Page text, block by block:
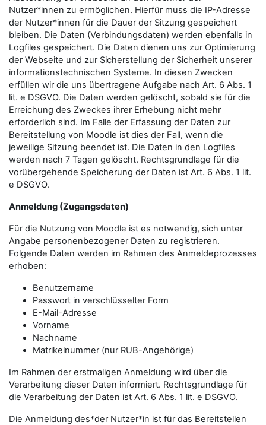
Nutzer*innen zu ermöglichen. Hierfür muss die IP-Adresse
der Nutzer*innen für die Dauer der Sitzung gespeichert
bleiben. Die Daten (Verbindungsdaten) werden ebenfalls in
Logfiles gespeichert. Die Daten dienen uns zur Optimierung
der Webseite und zur Sicherstellung der Sicherheit unserer
informationstechnischen Systeme. In diesen Zwecken
erfüllen wir die uns übertragene Aufgabe nach Art. 6 Abs. 1
lit. e DSGVO. Die Daten werden gelöscht, sobald sie für die
Erreichung des Zweckes ihrer Erhebung nicht mehr
erforderlich sind. Im Falle der Erfassung der Daten zur
Bereitstellung von Moodle ist dies der Fall, wenn die
jeweilige Sitzung beendet ist. Die Daten in den Logfiles
werden nach 7 Tagen gelöscht. Rechtsgrundlage für die
vorübergehende Speicherung der Daten ist Art. 6 Abs. 1 lit.
e DSGVO.
Anmeldung (Zugangsdaten)
Für die Nutzung von Moodle ist es notwendig, sich unter
Angabe personenbezogener Daten zu registrieren.
Folgende Daten werden im Rahmen des Anmeldeprozesses
erhoben:
Benutzername
Passwort in verschlüsselter Form
E-Mail-Adresse
Vorname
Nachname
Matrikelnummer (nur RUB-Angehörige)
Im Rahmen der erstmaligen Anmeldung wird über die
Verarbeitung dieser Daten informiert. Rechtsgrundlage für
die Verarbeitung der Daten ist Art. 6 Abs. 1 lit. e DSGVO.
Die Anmeldung des*der Nutzer*in ist für das Bereitstellen